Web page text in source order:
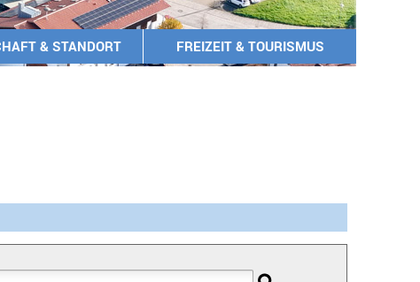
& STANDORT FREIZEIT & TOURISMUS